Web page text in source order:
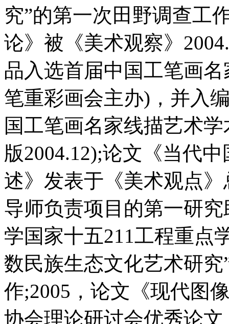
究”的第一次田野调查工
论》被《美术观察》
品入选首届中国工笔画
笔重彩画会主办)，并入
国工笔画名家线描艺术
版2004.12);论文《当代
述》发表于《美术观点
导师负责项目的第一研
学国家十五211工程重点
数民族生态文化艺术研
作;2005，论文《现代图
协会理论研讨会优秀论